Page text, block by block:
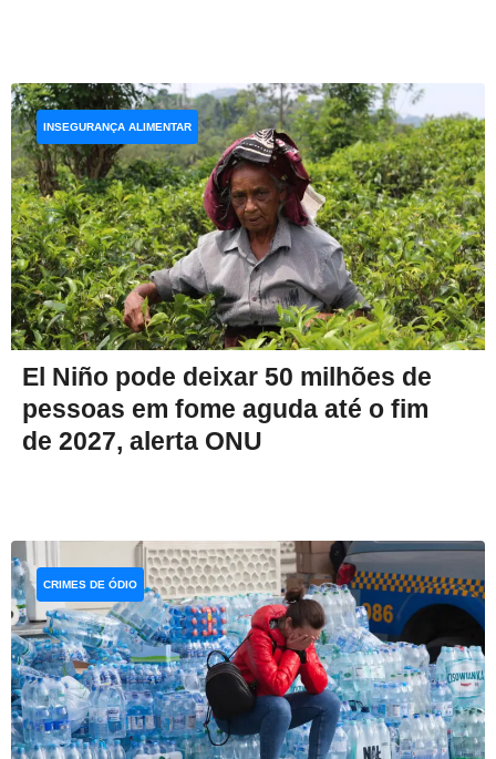
El Niño pode deixar 50 milhões de
pessoas em fome aguda até o fim
de 2027, alerta ONU
INSEGURANÇA ALIMENTAR
CRIMES DE ÓDIO